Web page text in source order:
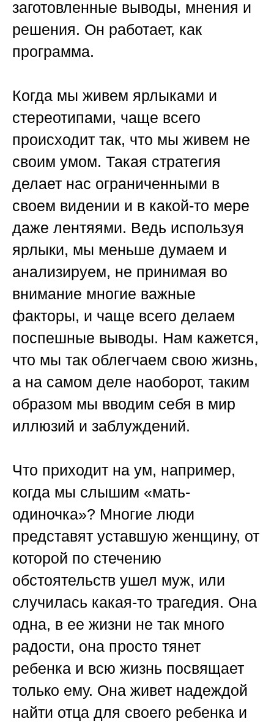
заготовленные выводы, мнения и
решения. Он работает, как
программа.
Когда мы живем ярлыками и
стереотипами, чаще всего
происходит так, что мы живем не
своим умом. Такая стратегия
делает нас ограниченными в
своем видении и в какой-то мере
даже лентяями. Ведь используя
ярлыки, мы меньше думаем и
анализируем, не принимая во
внимание многие важные
факторы, и чаще всего делаем
поспешные выводы. Нам кажется,
что мы так облегчаем свою жизнь,
а на самом деле наоборот, таким
образом мы вводим себя в мир
иллюзий и заблуждений.
Что приходит на ум, например,
когда мы слышим «мать-
одиночка»? Многие люди
представят уставшую женщину, от
которой по стечению
обстоятельств ушел муж, или
случилась какая-то трагедия. Она
одна, в ее жизни не так много
радости, она просто тянет
ребенка и всю жизнь посвящает
только ему. Она живет надеждой
найти отца для своего ребенка и